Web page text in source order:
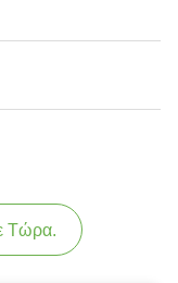
Τώρα.